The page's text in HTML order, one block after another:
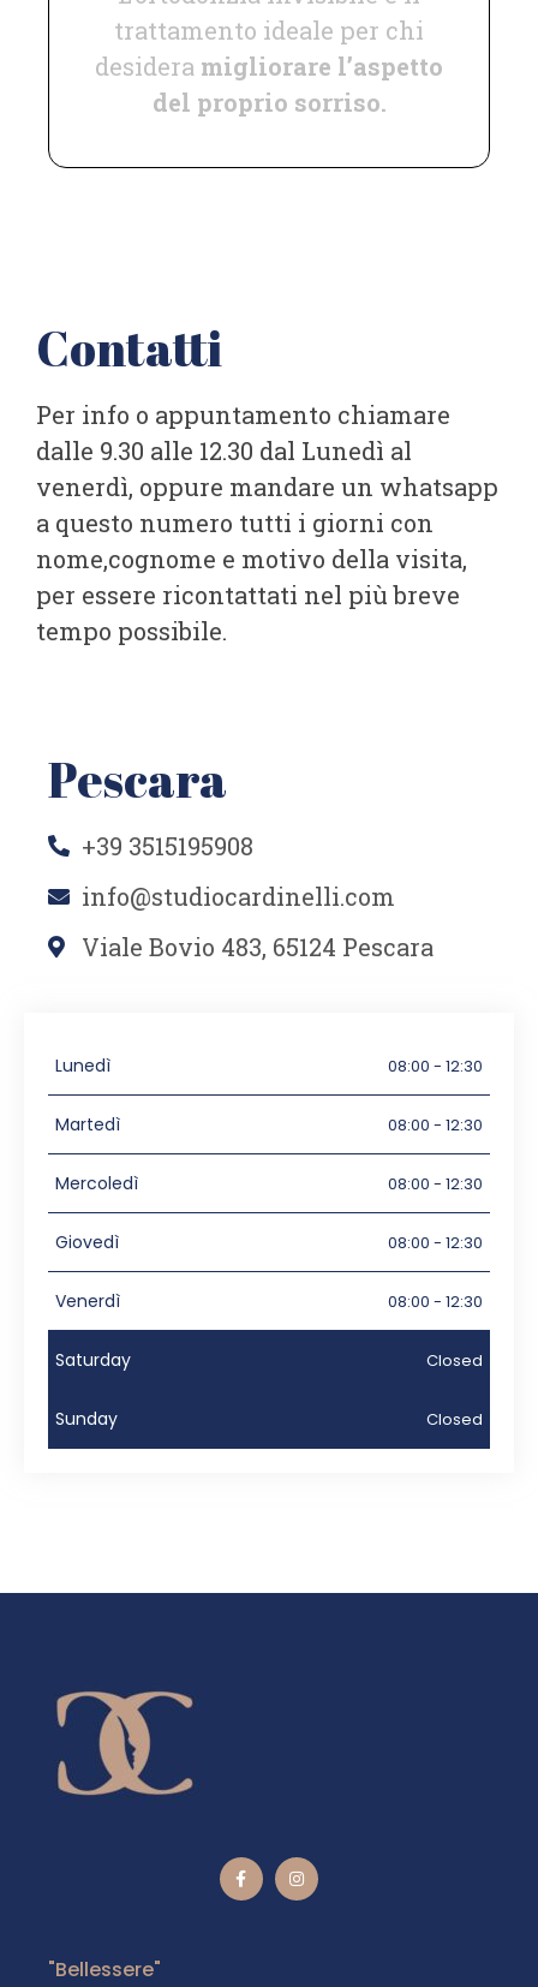
trattamento ideale per chi
desidera migliorare l’aspetto
del proprio sorriso.
Contatti
Per info o appuntamento chiamare
dalle 9.30 alle 12.30 dal Lunedì al
venerdì, oppure mandare un whatsapp
a questo numero tutti i giorni con
nome,cognome e motivo della visita,
per essere ricontattati nel più breve
tempo possibile.
Pescara
+39 3515195908
info@studiocardinelli.com
Viale Bovio 483, 65124 Pescara
Lunedì 08:00 - 12:30
Martedì 08:00 - 12:30
Mercoledì 08:00 - 12:30
Giovedì 08:00 - 12:30
Venerdì 08:00 - 12:30
Saturday Closed
Sunday Closed
"Bellessere"